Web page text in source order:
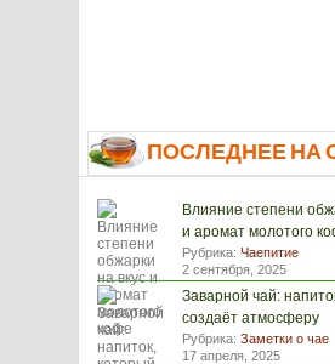
ПОСЛЕДНЕЕ НА
Влияние степени
и аромат молотого
Рубрика: Чаепитие
2 сентября, 2025
Заварной чай:
создаёт атмосферу
Рубрика: Заметки о чае
17 апреля, 2025